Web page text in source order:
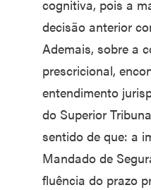
cognitiva, pois a
decisão anterior
Ademais, sobre a
prescricional,
entendimento
do Superior
sentido de que: a
Mandado de
fluência do prazo